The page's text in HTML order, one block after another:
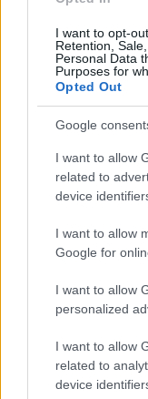
I want to opt-
Retention,
Personal Data
Purposes for
Opted Out
Google
I want to allow
related to
device
I want to allow
Google for
I want to allow
personalized
I want to allow
related to
device
Ο 43χρονος
διεκδικήσει την
πρωθυπουργία.
πτέρυγα των
αρνητικά από
προτιμούσαν την
του Μάντσεστερ
κόμματος.